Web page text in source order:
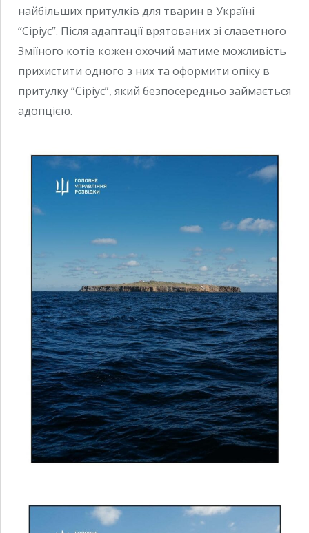
найбільших притулків для тварин в Україні
“Сіріус”. Після адаптації врятованих зі славетного
Зміїного котів кожен охочий матиме можливість
прихистити одного з них та оформити опіку в
притулку “Сіріус”, який безпосередньо займається
адопцією.